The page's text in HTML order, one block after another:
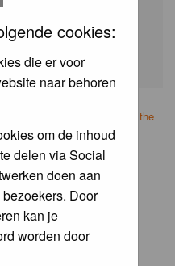
cookies:
die er voor
naar behoren
om de inhoud
delen via Social
doen aan
Door
kan je
worden door
search on the
have one):